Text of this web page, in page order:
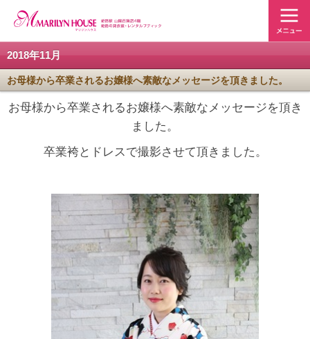
2018年11月
お母様から卒業されるお嬢様へ素敵なメッセージを頂きました。
お母様から卒業されるお嬢様へ素敵なメッセージを頂き
ました。
卒業袴とドレスで撮影させて頂きました。